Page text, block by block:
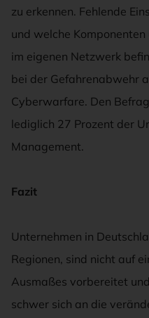
zu erkennen. Fehlende
und welche
im eigenen Netzwerk
bei der Gefahrenabwehr
Cyberwarfare. Den
lediglich 27 Prozent der
Management.
Fazit
Unternehmen in
Regionen, sind nicht auf
Ausmaßes vorbereitet
schwer sich an die